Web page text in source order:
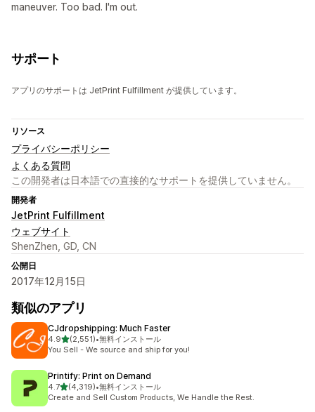
maneuver. Too bad. I'm out.
サポート
アプリのサポートは JetPrint Fulfillment が提供しています。
リソース
プライバシーポリシー
よくある質問
この開発者は日本語での直接的なサポートを提供していません。
開発者
JetPrint Fulfillment
ウェブサイト
ShenZhen, GD, CN
公開日
2017年12月15日
類似のアプリ
CJdropshipping: Much Faster
4.95つ星中
(2,551)
合計レビュー数：2551件
•無料インストール
You Sell - We source and ship for you!
Printify: Print on Demand
4.75つ星中
(4,319)
合計レビュー数：4319件
•無料インストール
Create and Sell Custom Products, We Handle the Rest.